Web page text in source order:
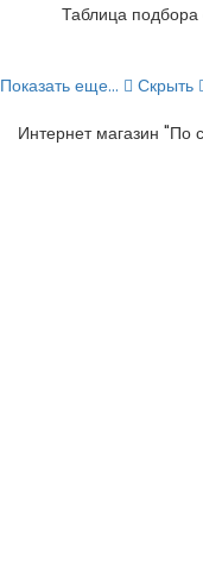
Таблица
Показать еще...
Скрыть
Интернет магазин "По